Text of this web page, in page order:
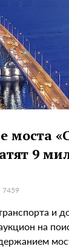
моста
9
7459
и
на